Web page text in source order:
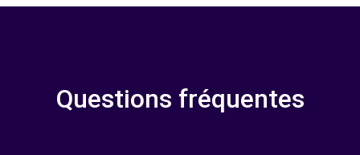
Questions fréquentes